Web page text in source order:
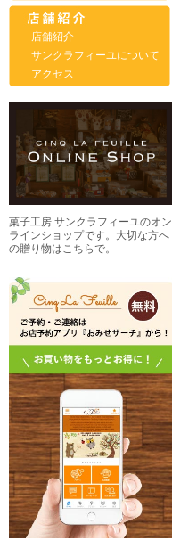
店舗紹介
サンクラフィーユについて
アクセス
菓子工房 サンクラフィーユのオン
ラインショップです。大切な方へ
の贈り物はこちらで。